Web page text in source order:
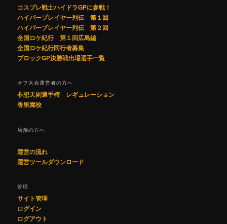
コスプレ戦士ハイドラGPに参戦！
ハイパープレイヤー列伝 第１回
ハイパープレイヤー列伝 第２回
全国ロケ紀行 第１回広島編
全国ロケ紀行同行者募集
ブロックGP決勝戦出場選手一覧
オフ大会運営者の方へ
非想天則選手権 レギュレーション
香里園校
店舗の方へ
運営の流れ
運営ツールダウンロード
管理
サイト管理
ログイン
ログアウト